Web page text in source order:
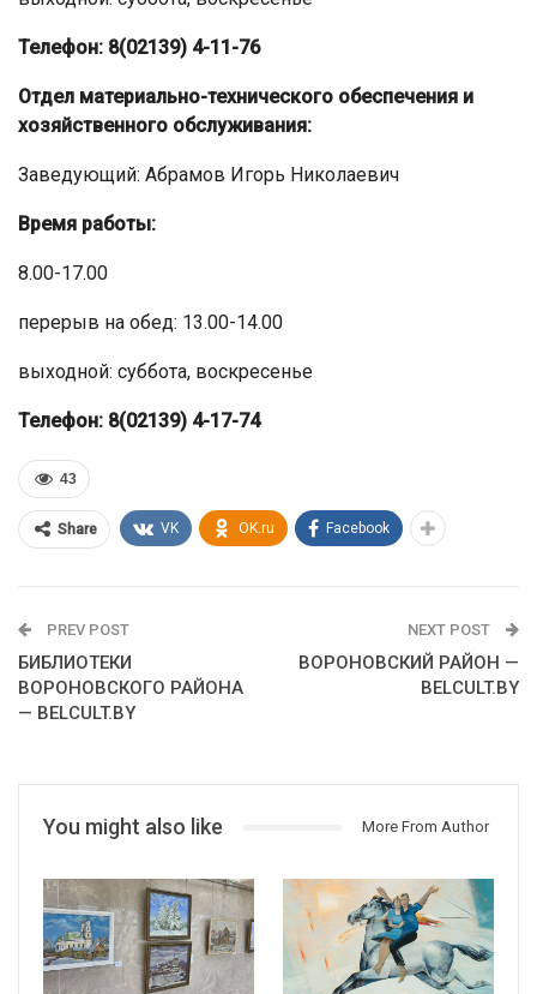
Телефон: 8(02139) 4-11-76
Отдел материально-технического обеспечения и
хозяйственного обслуживания:
Заведующий: Абрамов Игорь Николаевич
Время работы:
8.00-17.00
перерыв на обед: 13.00-14.00
выходной: суббота, воскресенье
Телефон: 8(02139) 4-17-74
43
Share VK OK.ru Facebook
PREV POST
БИБЛИОТЕКИ
ВОРОНОВСКОГО РАЙОНА
— BELCULT.BY
NEXT POST
ВОРОНОВСКИЙ РАЙОН —
BELCULT.BY
You might also like More From Author